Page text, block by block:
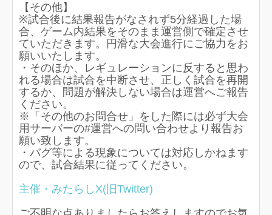
【その他】
※試合後に結果報告がなされず5分経過した場
合、ゲーム内結果をそのまま運営側で確定させ
ていただきます。円滑な大会進行にご協力をお
願いいたします。
・そのほか、レギュレーションに反すると思わ
れる場合は試合を中断させ、正しく試合を再開
するか、問題が解決しない場合は運営へご報告
ください。
※「その他のお問合せ」をした際には必ず大会
用サーバーの#運営への問い合わせより報告お
願い致します。
・バグ等による現象については対応しかねます
ので、試合結果に従ってください。
主催・みたらしX(旧Twitter)